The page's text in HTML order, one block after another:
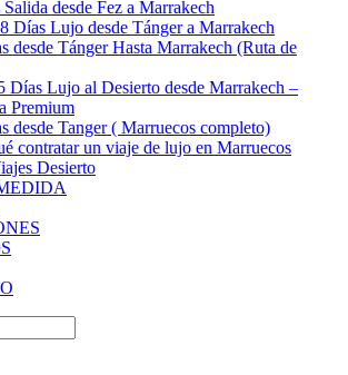
Salida desde Fez a Marrakech
Días Lujo desde Tánger a Marrakech
desde Tánger Hasta Marrakech (Ruta de
Días Lujo al Desierto desde Marrakech –
Premium
desde Tanger ( Marruecos completo)
contratar un viaje de lujo en Marruecos
Desierto